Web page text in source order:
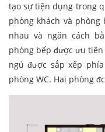
tạo sự tiện dụng trong
phòng khách và
nhau và ngăn cách
phòng bếp được ưu
ngủ được sắp xếp
phòng WC. Hai phòng